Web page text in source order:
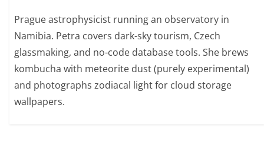
Prague astrophysicist running an observatory in
Namibia. Petra covers dark-sky tourism, Czech
glassmaking, and no-code database tools. She brews
kombucha with meteorite dust (purely experimental)
and photographs zodiacal light for cloud storage
wallpapers.